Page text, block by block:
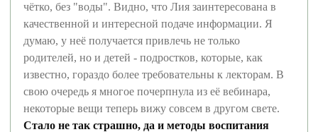
чётко, без "воды". Видно, что Лия заинтересована в
качественной и интересной подаче информации. Я
думаю, у неё получается привлечь не только
родителей, но и детей - подростков, которые, как
известно, гораздо более требовательны к лекторам. В
свою очередь я многое почерпнула из её вебинара,
некоторые вещи теперь вижу совсем в другом свете.
Стало не так страшно, да и методы воспитания